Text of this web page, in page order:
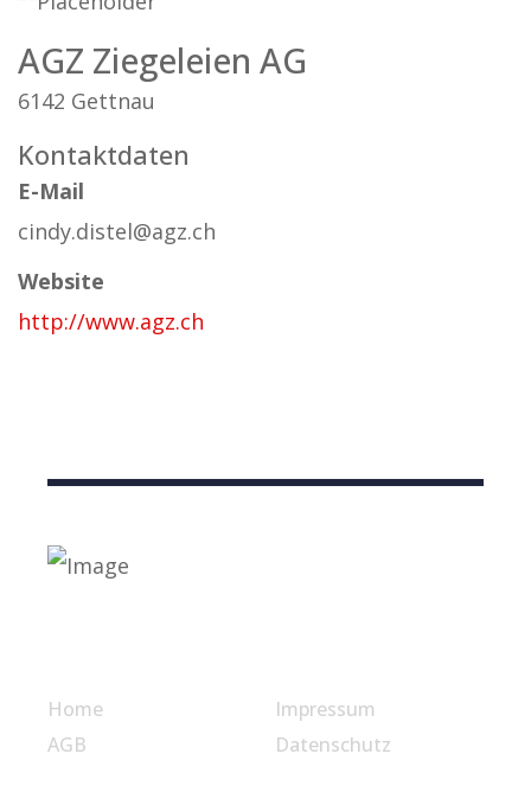
AGZ Ziegeleien AG
6142 Gettnau
Kontaktdaten
E-Mail
cindy.distel@agz.ch
Website
http://www.agz.ch
Home
AGB
Impressum
Datenschutz